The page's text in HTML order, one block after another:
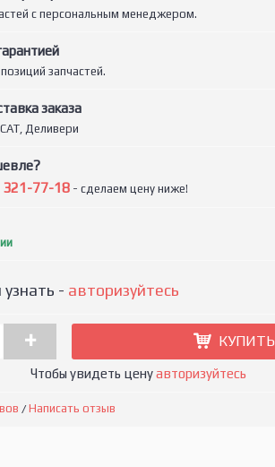
с персональным менеджером.
запчастей.
заказа
Деливери
321-77-18- сделаем цену ниже!
- авторизуйтесь
+ КУПИТЬ
Чтобы увидеть ценуавторизуйтесь
/Написать отзыв